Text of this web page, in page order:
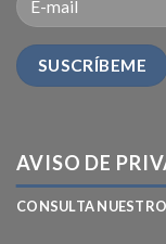
AVISO DE
CONSULTA